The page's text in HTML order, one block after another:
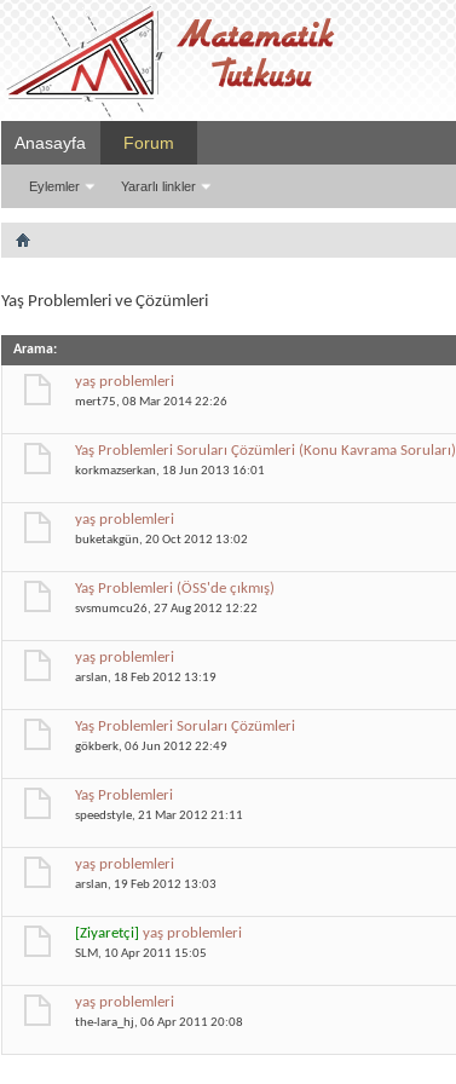
Anasayfa Forum
Eylemler Yararlı linkler
Yaş Problemleri ve Çözümleri
Arama:
yaş problemleri
mert75, 08 Mar 2014 22:26
Yaş Problemleri Soruları Çözümleri (Konu Kavrama Soruları)
korkmazserkan, 18 Jun 2013 16:01
yaş problemleri
buketakgün, 20 Oct 2012 13:02
Yaş Problemleri (ÖSS'de çıkmış)
svsmumcu26, 27 Aug 2012 12:22
yaş problemleri
arslan, 18 Feb 2012 13:19
Yaş Problemleri Soruları Çözümleri
gökberk, 06 Jun 2012 22:49
Yaş Problemleri
speedstyle, 21 Mar 2012 21:11
yaş problemleri
arslan, 19 Feb 2012 13:03
[Ziyaretçi] yaş problemleri
SLM, 10 Apr 2011 15:05
yaş problemleri
the-lara_hj, 06 Apr 2011 20:08